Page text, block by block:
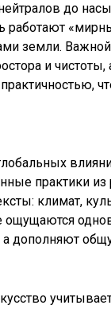
до
работают
земли. Важной
и
практики из
климат,
ощущаются
а дополняют